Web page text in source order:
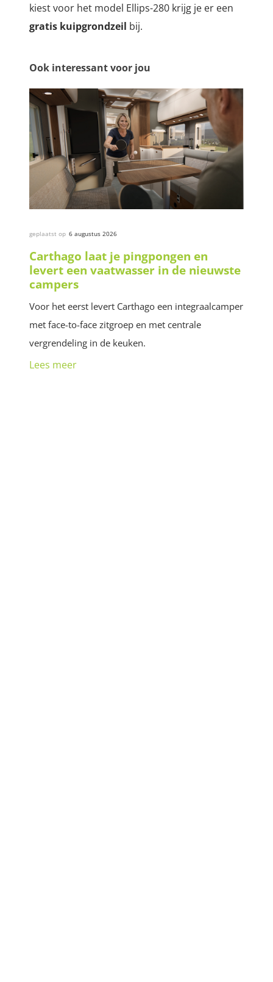
kiest voor het model Ellips-280 krijg je er een
gratis kuipgrondzeil bij.
Ook interessant voor jou
geplaatst op 6 augustus 2026
Carthago laat je pingpongen en
levert een vaatwasser in de nieuwste
campers
Voor het eerst levert Carthago een integraalcamper
met face-to-face zitgroep en met centrale
vergrendeling in de keuken.
Lees meer